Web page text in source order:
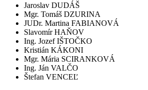
Jaroslav DUDÁŠ
Mgr. Tomáš DZURINA
JUDr. Martina FABIANOVÁ
Slavomír HAŇOV
Ing. Jozef IŠTOČKO
Kristián KÁKONI
Mgr. Mária SCIRANKOVÁ
Ing. Ján VALČO
Štefan VENCEĽ